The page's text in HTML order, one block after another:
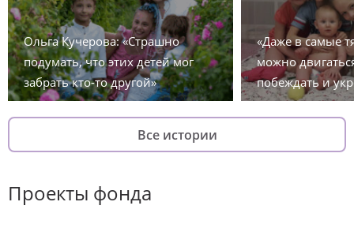
Ольга Кучерова: «Страшно
подумать, что этих детей мог
забрать кто-то другой»
«Даже в самые
можно
побеждать и
Все истории
Проекты фонда